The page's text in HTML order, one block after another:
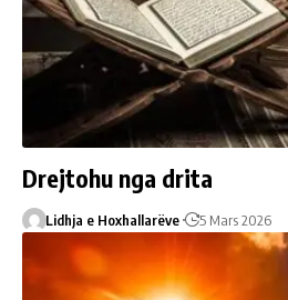
Drejtohu nga drita
Lidhja e Hoxhallarëve 5 Mars 2026